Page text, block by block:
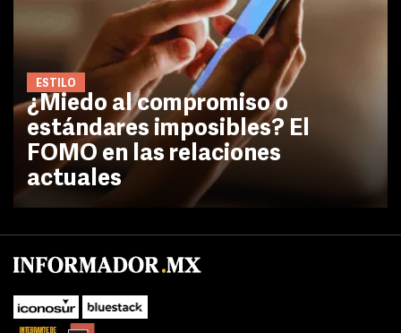
ESTILO
¿Miedo al compromiso o
estándares imposibles? El
FOMO en las relaciones
actuales